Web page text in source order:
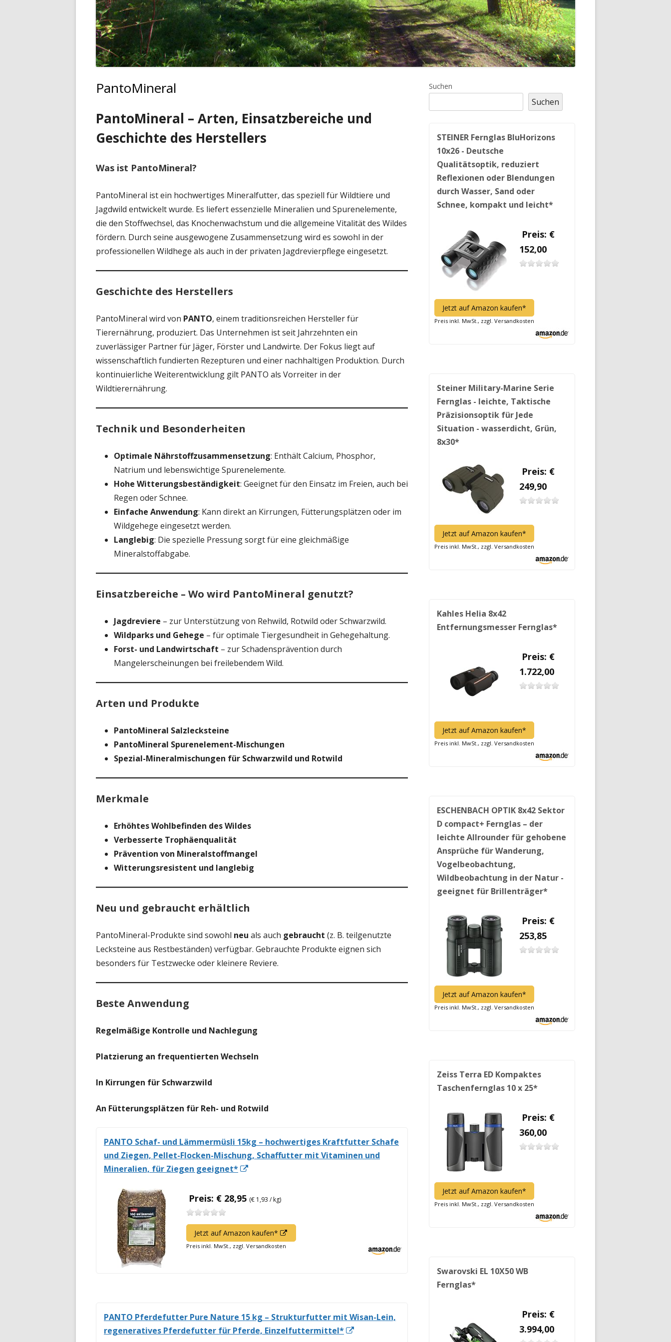
PantoMineral
PantoMineral – Arten, Einsatzbereiche und
Geschichte des Herstellers
Was ist PantoMineral?
PantoMineral ist ein hochwertiges Mineralfutter, das speziell für Wildtiere und
Jagdwild entwickelt wurde. Es liefert essenzielle Mineralien und Spurenelemente,
die den Stoffwechsel, das Knochenwachstum und die allgemeine Vitalität des Wildes
fördern. Durch seine ausgewogene Zusammensetzung wird es sowohl in der
professionellen Wildhege als auch in der privaten Jagdrevierpflege eingesetzt.
Geschichte des Herstellers
PantoMineral wird von PANTO, einem traditionsreichen Hersteller für
Tierernährung, produziert. Das Unternehmen ist seit Jahrzehnten ein
zuverlässiger Partner für Jäger, Förster und Landwirte. Der Fokus liegt auf
wissenschaftlich fundierten Rezepturen und einer nachhaltigen Produktion. Durch
kontinuierliche Weiterentwicklung gilt PANTO als Vorreiter in der
Wildtierernährung.
Technik und Besonderheiten
Optimale Nährstoffzusammensetzung: Enthält Calcium, Phosphor,
Natrium und lebenswichtige Spurenelemente.
Hohe Witterungsbeständigkeit: Geeignet für den Einsatz im Freien, auch bei
Regen oder Schnee.
Einfache Anwendung: Kann direkt an Kirrungen, Fütterungsplätzen oder im
Wildgehege eingesetzt werden.
Langlebig: Die spezielle Pressung sorgt für eine gleichmäßige
Mineralstoffabgabe.
Einsatzbereiche – Wo wird PantoMineral genutzt?
Jagdreviere – zur Unterstützung von Rehwild, Rotwild oder Schwarzwild.
Wildparks und Gehege – für optimale Tiergesundheit in Gehegehaltung.
Forst- und Landwirtschaft – zur Schadensprävention durch
Mangelerscheinungen bei freilebendem Wild.
Arten und Produkte
PantoMineral Salzlecksteine
PantoMineral Spurenelement-Mischungen
Spezial-Mineralmischungen für Schwarzwild und Rotwild
Merkmale
Erhöhtes Wohlbefinden des Wildes
Verbesserte Trophäenqualität
Prävention von Mineralstoffmangel
Witterungsresistent und langlebig
Neu und gebraucht erhältlich
PantoMineral-Produkte sind sowohl neu als auch gebraucht (z. B. teilgenutzte
Lecksteine aus Restbeständen) verfügbar. Gebrauchte Produkte eignen sich
besonders für Testzwecke oder kleinere Reviere.
Beste Anwendung
Regelmäßige Kontrolle und Nachlegung
Platzierung an frequentierten Wechseln
In Kirrungen für Schwarzwild
An Fütterungsplätzen für Reh- und Rotwild
PANTO Schaf- und Lämmermüsli 15kg – hochwertiges Kraftfutter Schafe
und Ziegen, Pellet-Flocken-Mischung, Schaffutter mit Vitaminen und
Mineralien, für Ziegen geeignet*
Fenster
Preis: € 28,95 (€ 1,93 / kg)
Jetzt auf Amazon kaufen*
neuem
Preis inkl. MwSt., zzgl. Versandkosten
PANTO Pferdefutter Pure Nature 15 kg – Strukturfutter mit Wisan-Lein,
regeneratives Pferdefutter für Pferde, Einzelfuttermittel*
Haupt-
Seitenleiste
Suchen
Suchen
STEINER Fernglas BluHorizons
10x26 - Deutsche
Qualitätsoptik, reduziert
Reflexionen oder Blendungen
durch Wasser, Sand oder
Schnee, kompakt und leicht*
Preis: €
152,00
Jetzt auf Amazon kaufen*
Preis inkl. MwSt., zzgl. Versandkosten
Steiner Military-Marine Serie
Fernglas - leichte, Taktische
Präzisionsoptik für Jede
Situation - wasserdicht, Grün,
8x30*
Preis: €
249,90
Jetzt auf Amazon kaufen*
Preis inkl. MwSt., zzgl. Versandkosten
Kahles Helia 8x42
Entfernungsmesser Fernglas*
Preis: €
1.722,00
Jetzt auf Amazon kaufen*
Preis inkl. MwSt., zzgl. Versandkosten
ESCHENBACH OPTIK 8x42 Sektor
D compact+ Fernglas – der
leichte Allrounder für gehobene
Ansprüche für Wanderung,
Vogelbeobachtung,
Wildbeobachtung in der Natur -
geeignet für Brillenträger*
Preis: €
253,85
Jetzt auf Amazon kaufen*
Preis inkl. MwSt., zzgl. Versandkosten
Zeiss Terra ED Kompaktes
Taschenfernglas 10 x 25*
Preis: €
360,00
Jetzt auf Amazon kaufen*
Preis inkl. MwSt., zzgl. Versandkosten
Swarovski EL 10X50 WB
Fernglas*
Preis: €
3.994,00